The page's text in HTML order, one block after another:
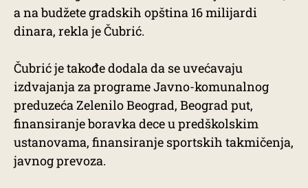
a na budžete gradskih opština 16 milijardi
dinara, rekla je Čubrić.
Čubrić je takođe dodala da se uvećavaju
izdvajanja za programe Javno-komunalnog
preduzeća Zelenilo Beograd, Beograd put,
finansiranje boravka dece u predškolskim
ustanovama, finansiranje sportskih takmičenja,
javnog prevoza.